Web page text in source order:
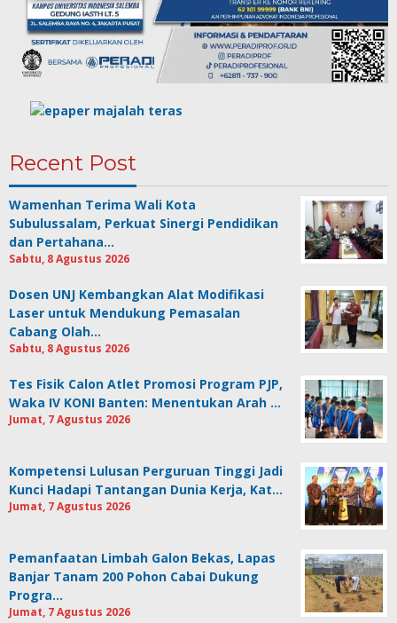
Recent Post
Wamenhan Terima Wali Kota
Subulussalam, Perkuat Sinergi Pendidikan
dan Pertahana…
Sabtu, 8 Agustus 2026
Dosen UNJ Kembangkan Alat Modifikasi
Laser untuk Mendukung Pemasalan
Cabang Olah…
Sabtu, 8 Agustus 2026
Tes Fisik Calon Atlet Promosi Program PJP,
Waka IV KONI Banten: Menentukan Arah …
Jumat, 7 Agustus 2026
Kompetensi Lulusan Perguruan Tinggi Jadi
Kunci Hadapi Tantangan Dunia Kerja, Kat…
Jumat, 7 Agustus 2026
Pemanfaatan Limbah Galon Bekas, Lapas
Banjar Tanam 200 Pohon Cabai Dukung
Progra…
Jumat, 7 Agustus 2026